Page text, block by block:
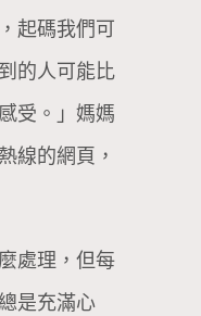
起碼我們可
的人可能比
受。」媽媽
線的網頁，
處理，但每
是充滿心